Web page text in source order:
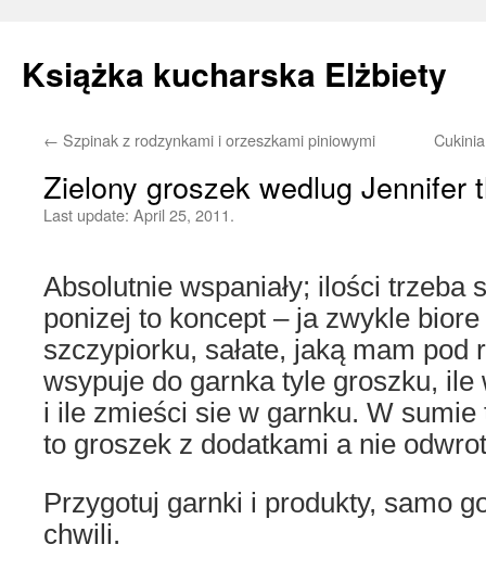
Książka kucharska Elżbiety
Skip
← Szpinak z rodzynkami i orzeszkami piniowymi
Zielony groszek wedlug Jennifer
Last update: April 25, 2011.
Absolutnie wspaniały; ilości trzeba
ponizej to koncept – ja zwykle
szczypiorku, sałate, jaką mam pod
wsypuje do garnka tyle groszku, ile
i ile zmieści sie w garnku. W
to groszek z dodatkami a nie
Przygotuj garnki i produkty, samo
chwili.